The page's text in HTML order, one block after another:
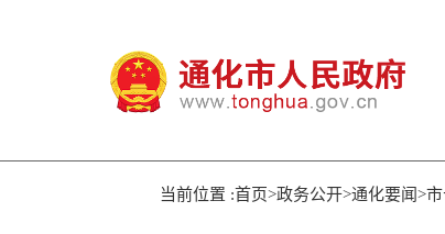
当前位置 :首页>政务公开>通化要闻>